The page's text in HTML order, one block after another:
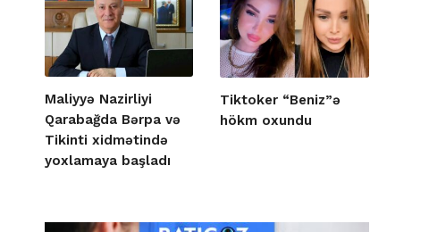
Maliyyə Nazirliyi
Qarabağda Bərpa və
Tikinti xidmətində
yoxlamaya başladı
Tiktoker “Beniz”ə
hökm oxundu